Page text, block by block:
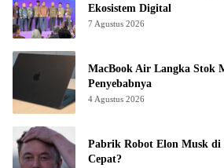
Ekosistem Digital
7 Agustus 2026
MacBook Air Langka Stok
Penyebabnya
4 Agustus 2026
Pabrik Robot Elon Musk di
Cepat?